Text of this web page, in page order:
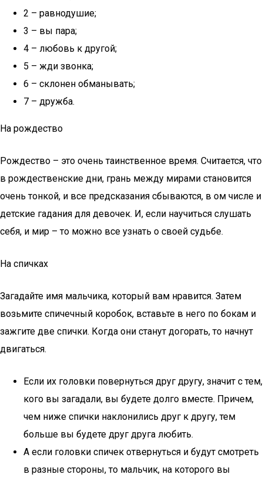
2 – равнодушие;
3 – вы пара;
4 – любовь к другой;
5 – жди звонка;
6 – склонен обманывать;
7 – дружба.
На рождество
Рождество – это очень таинственное время. Считается, что
в рождественские дни, грань между мирами становится
очень тонкой, и все предсказания сбываются, в ом числе и
детские гадания для девочек. И, если научиться слушать
себя, и мир – то можно все узнать о своей судьбе.
На спичках
Загадайте имя мальчика, который вам нравится. Затем
возьмите спичечный коробок, вставьте в него по бокам и
зажгите две спички. Когда они станут догорать, то начнут
двигаться.
Если их головки повернуться друг другу, значит с тем,
кого вы загадали, вы будете долго вместе. Причем,
чем ниже спички наклонились друг к другу, тем
больше вы будете друг друга любить.
А если головки спичек отвернуться и будут смотреть
в разные стороны, то мальчик, на которого вы